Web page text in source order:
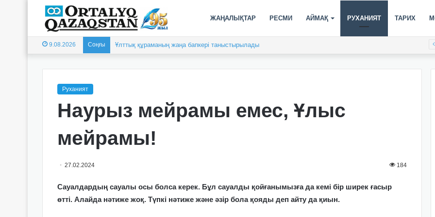
ЖАҢАЛЫҚТАР РЕСМИ АЙМАҚ РУХАНИЯТ ТАРИХ
9.08.2026 Соңғы Ұлттық құраманың жаңа бапкері таныстырылады
Руханият
Наурыз мейрамы емес, Ұлыс
мейрамы!
27.02.2024 184
Сауалдардың сауалы осы болса керек. Бұл сауалды қойғанымызға да кемі бір ширек ғасыр
өтті. Алайда нәтиже жоқ. Түпкі нәтиже және әзір бола қояды деп айту да қиын.